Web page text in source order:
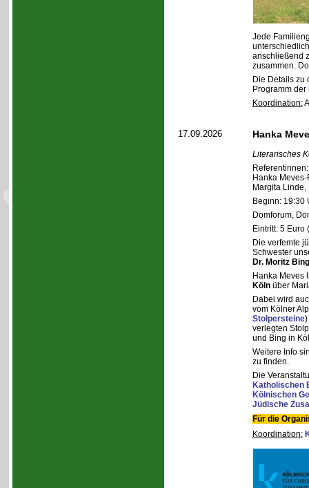
Jede
anschließend
zusammen.
Die Details zu
Programm der
Koordination:
17.09.2026 Hanka
Literarisches
Referentinnen:
Hanka
Margita
Beginn: 19:30
Domforum,
Eintritt: 5 Euro
Die verfemte
Schwester
Dr. Moritz Bing
Hanka Meves
Kölnüber
Dabei wird
vom Kölner
Stolpersteine)
verlegten
und Bing in
Weitere Info
zu finden.
Die
Katholischen
Kölnischen
Jüdische
Für die
Koordination: